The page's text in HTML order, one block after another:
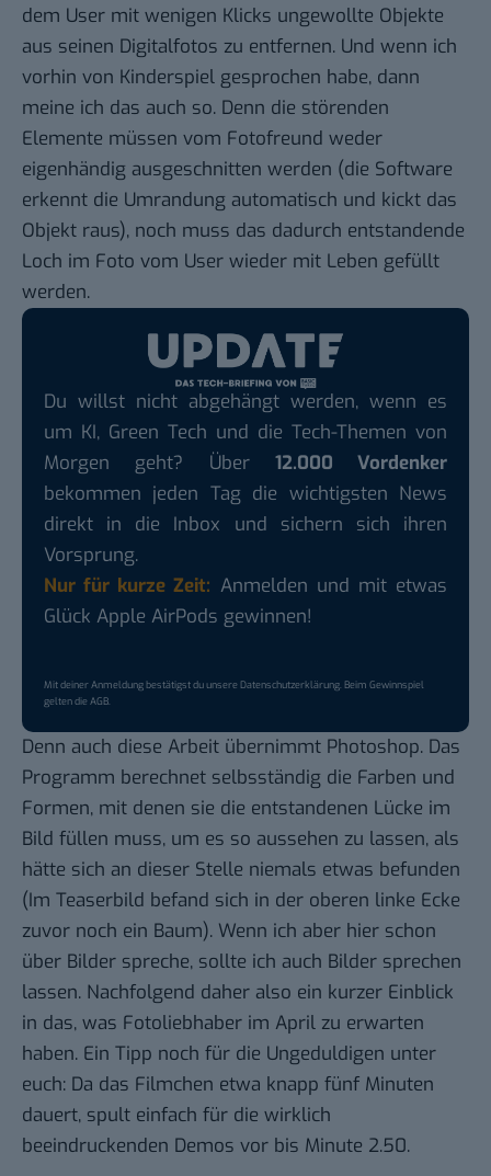
dem User mit wenigen Klicks ungewollte Objekte
aus seinen Digitalfotos zu entfernen. Und wenn ich
vorhin von Kinderspiel gesprochen habe, dann
meine ich das auch so. Denn die störenden
Elemente müssen vom Fotofreund weder
eigenhändig ausgeschnitten werden (die Software
erkennt die Umrandung automatisch und kickt das
Objekt raus), noch muss das dadurch entstandende
Loch im Foto vom User wieder mit Leben gefüllt
werden.
Du willst nicht abgehängt werden, wenn es
um KI, Green Tech und die Tech-Themen von
Morgen geht? Über 12.000 Vordenker
bekommen jeden Tag die wichtigsten News
direkt in die Inbox und sichern sich ihren
Vorsprung.
Nur für kurze Zeit: Anmelden und mit etwas
Glück Apple AirPods gewinnen!
Mit deiner Anmeldung bestätigst du unsereDatenschutzerklärung. Beim Gewinnspiel
gelten dieAGB.
Denn auch diese Arbeit übernimmt Photoshop. Das
Programm berechnet selbsständig die Farben und
Formen, mit denen sie die entstandenen Lücke im
Bild füllen muss, um es so aussehen zu lassen, als
hätte sich an dieser Stelle niemals etwas befunden
(Im Teaserbild befand sich in der oberen linke Ecke
zuvor noch ein Baum). Wenn ich aber hier schon
über Bilder spreche, sollte ich auch Bilder sprechen
lassen. Nachfolgend daher also ein kurzer Einblick
in das, was Fotoliebhaber im April zu erwarten
haben. Ein Tipp noch für die Ungeduldigen unter
euch: Da das Filmchen etwa knapp fünf Minuten
dauert, spult einfach für die wirklich
beeindruckenden Demos vor bis Minute 2.50.